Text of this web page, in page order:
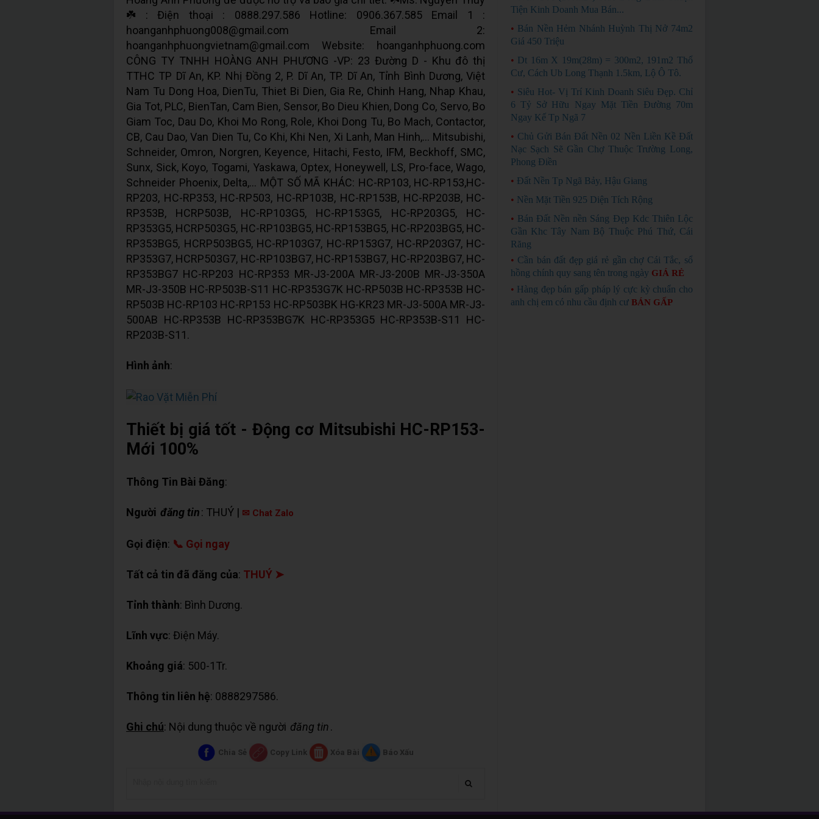
☘️ : Điện thoại : 0888.297.586 Hotline: 0906.367.585 Email 1 :
hoanganhphuong008@gmail.com Email 2:
hoanganhphuongvietnam@gmail.com Website: hoanganhphuong.com
CÔNG TY TNHH HOÀNG ANH PHƯƠNG -VP: 23 Đường D - Khu đô thị
TTHC TP Dĩ An, KP. Nhị Đồng 2, P. Dĩ An, TP. Dĩ An, Tỉnh Bình Dương, Việt
Nam Tu Dong Hoa, DienTu, Thiet Bi Dien, Gia Re, Chinh Hang, Nhap Khau,
Gia Tot, PLC, BienTan, Cam Bien, Sensor, Bo Dieu Khien, Dong Co, Servo, Bo
Giam Toc, Dau Do, Khoi Mo Rong, Role, Khoi Dong Tu, Bo Mach, Contactor,
CB, Cau Dao, Van Dien Tu, Co Khi, Khi Nen, Xi Lanh, Man Hinh,... Mitsubishi,
Schneider, Omron, Norgren, Keyence, Hitachi, Festo, IFM, Beckhoff, SMC,
Sunx, Sick, Koyo, Togami, Yaskawa, Optex, Honeywell, LS, Pro-face, Wago,
Schneider Phoenix, Delta,... MỘT SỐ MÃ KHÁC: HC-RP103, HC-RP153,HC-
RP203, HC-RP353, HC-RP503, HC-RP103B, HC-RP153B, HC-RP203B, HC-
RP353B, HCRP503B, HC-RP103G5, HC-RP153G5, HC-RP203G5, HC-
RP353G5, HCRP503G5, HC-RP103BG5, HC-RP153BG5, HC-RP203BG5, HC-
RP353BG5, HCRP503BG5, HC-RP103G7, HC-RP153G7, HC-RP203G7, HC-
RP353G7, HCRP503G7, HC-RP103BG7, HC-RP153BG7, HC-RP203BG7, HC-
RP353BG7 HC-RP203 HC-RP353 MR-J3-200A MR-J3-200B MR-J3-350A
MR-J3-350B HC-RP503B-S11 HC-RP353G7K HC-RP503B HC-RP353B HC-
RP503B HC-RP103 HC-RP153 HC-RP503BK HG-KR23 MR-J3-500A MR-J3-
500AB HC-RP353B HC-RP353BG7K HC-RP353G5 HC-RP353B-S11 HC-
RP203B-S11.
Hình ảnh:
Thiết bị giá tốt - Động cơ Mitsubishi HC-RP153-
Mới 100%
Thông Tin Bài Đăng:
Người đăng tin: THUÝ | ✉ Chat Zalo
Gọi điện: 📞 Gọi ngay
Tất cả tin đã đăng của: THUÝ ➤
Tỉnh thành: Bình Dương.
Lĩnh vực: Điện Máy.
Khoảng giá: 500-1Tr.
Thông tin liên hệ: 0888297586.
Ghi chú: Nội dung thuộc về người đăng tin.
Chia Sẻ Copy Link Xóa Bài Báo Xấu
Tiện Kinh Doanh Mua Bán...
• Bán Nền Hẻm Nhánh Huỳnh Thị Nở 74m2
Giá 450 Triệu
• Dt 16m X 19m(28m) = 300m2, 191m2 Thổ
Cư, Cách Ub Long Thạnh 1.5km, Lộ Ô Tô.
• Siêu Hot- Vị Trí Kinh Doanh Siêu Đẹp. Chỉ
6 Tỷ Sở Hữu Ngay Mặt Tiền Đường 70m
Ngay Kế Tp Ngã 7
• Chủ Gửi Bán Đất Nền 02 Nền Liền Kề Đất
Nạc Sạch Sẽ Gần Chợ Thuộc Trường Long,
Phong Điền
• Đất Nền Tp Ngã Bảy, Hậu Giang
• Nền Mặt Tiền 925 Diện Tích Rộng
• Bán Đất Nền nền Sáng Đẹp Kdc Thiên Lộc
Gần Khc Tây Nam Bộ Thuộc Phú Thứ, Cái
Răng
• Cần bán đất đẹp giá rẻ gần chợ Cái Tắc, sổ
hồng chính quy sang tên trong ngày GIÁ RẺ
• Hàng đẹp bán gấp pháp lý cực kỳ chuẩn cho
anh chị em có nhu cầu định cư BÁN GẤP